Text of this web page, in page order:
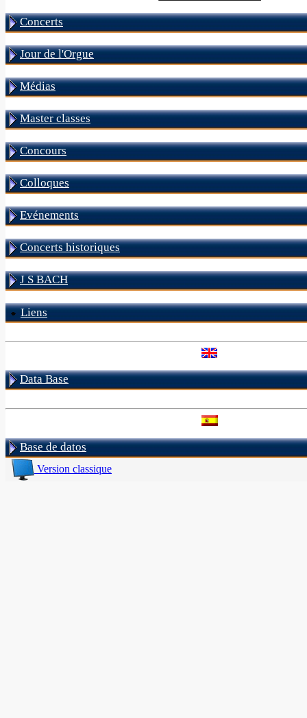
Concerts
Jour de l'Orgue
Médias
Master classes
Concours
Colloques
Evénements
Concerts historiques
J S BACH
Liens
Data Base
Base de datos
Version classique